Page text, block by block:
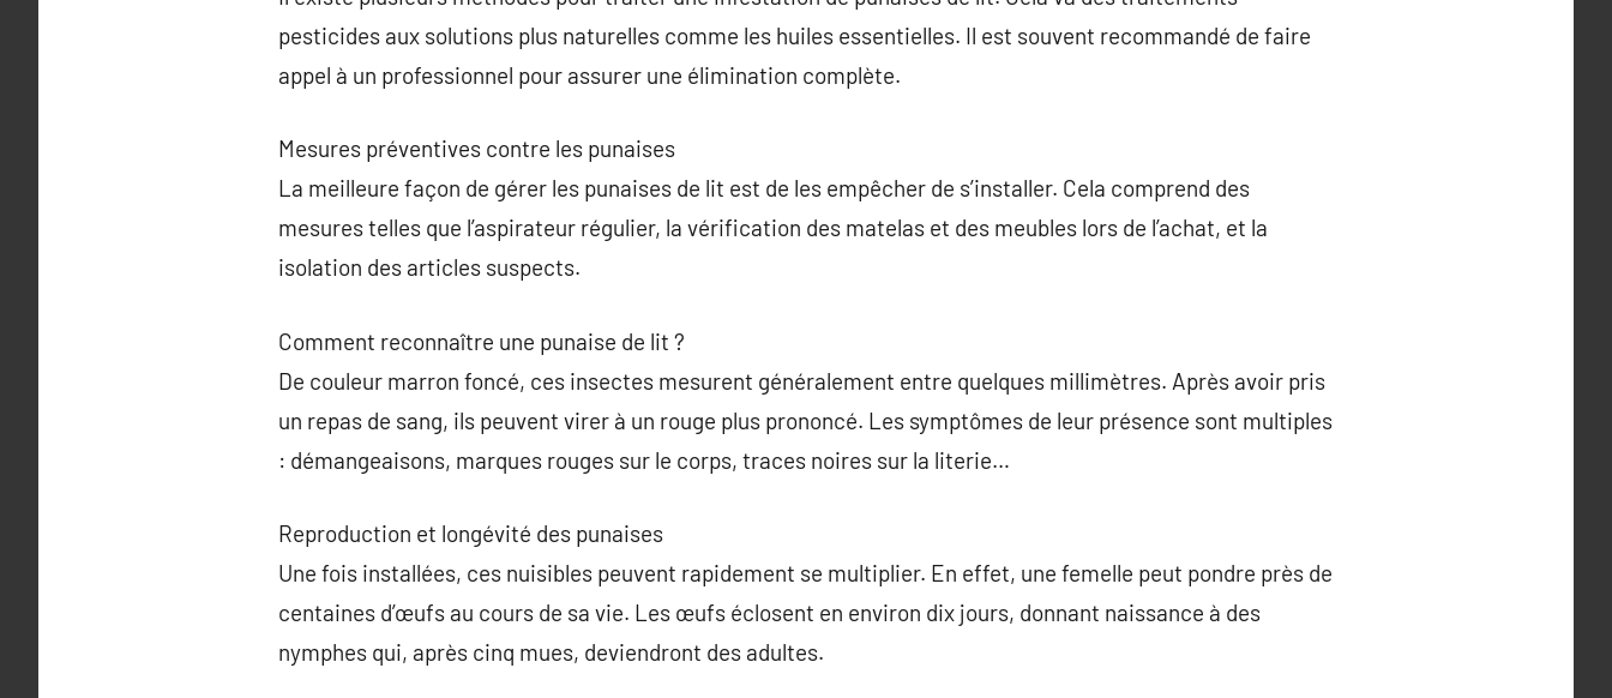
pesticides aux solutions plus naturelles comme les huiles essentielles. Il est souvent recommandé de faire
appel à un professionnel pour assurer une élimination complète.
Mesures préventives contre les punaises
La meilleure façon de gérer les punaises de lit est de les empêcher de s’installer. Cela comprend des
mesures telles que l’aspirateur régulier, la vérification des matelas et des meubles lors de l’achat, et la
isolation des articles suspects.
Comment reconnaître une punaise de lit ?
De couleur marron foncé, ces insectes mesurent généralement entre quelques millimètres. Après avoir pris
un repas de sang, ils peuvent virer à un rouge plus prononcé. Les symptômes de leur présence sont multiples
: démangeaisons, marques rouges sur le corps, traces noires sur la literie…
Reproduction et longévité des punaises
Une fois installées, ces nuisibles peuvent rapidement se multiplier. En effet, une femelle peut pondre près de
centaines d’œufs au cours de sa vie. Les œufs éclosent en environ dix jours, donnant naissance à des
nymphes qui, après cinq mues, deviendront des adultes.